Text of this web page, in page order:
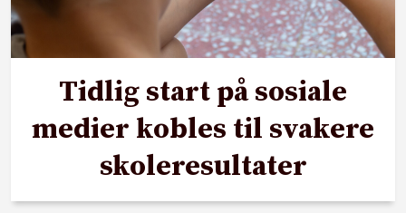
Tidlig start på sosiale
medier kobles til svakere
skoleresultater